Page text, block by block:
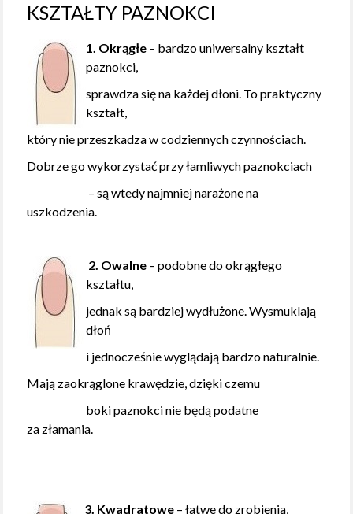
KSZTAŁTY PAZNOKCI
1. Okrągłe – bardzo uniwersalny kształt
paznokci,
sprawdza się na każdej dłoni. To praktyczny
kształt,
który nie przeszkadza w codziennych czynnościach.
Dobrze go wykorzystać przy łamliwych paznokciach
– są wtedy najmniej narażone na
uszkodzenia.
2. Owalne – podobne do okrągłego
kształtu,
jednak są bardziej wydłużone. Wysmuklają
dłoń
i jednocześnie wyglądają bardzo naturalnie.
Mają zaokrąglone krawędzie, dzięki czemu
boki paznokci nie będą podatne
za złamania.
3. Kwadratowe – łatwe do zrobienia,